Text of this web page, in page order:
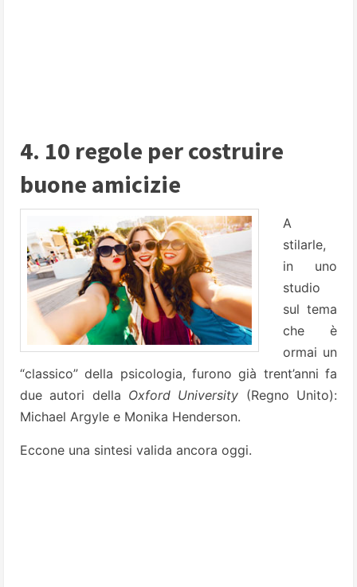
4. 10 regole per costruire
buone amicizie
A
stilarle,
in uno
studio
sul tema
che è
ormai un
“classico” della psicologia, furono già trent’anni fa
due autori della Oxford University (Regno Unito):
Michael Argyle e Monika Henderson.
Eccone una sintesi valida ancora oggi.